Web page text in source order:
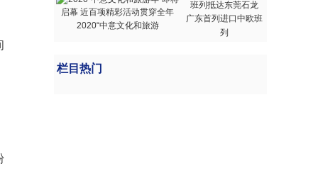
2020“中意文化和旅游
广东首列进口中欧班
列
栏目热门